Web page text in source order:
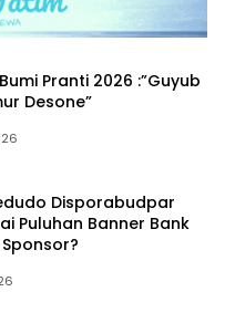
Pranti 2026 :”Guyub
Desone”
Disporabudpar
Puluhan Banner Bank